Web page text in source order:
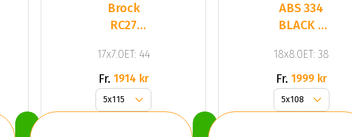
Brock
RC27
Pol
17x7.0ET: 44
Fr. 1914 kr
ABS 334
BLACK /
STRIPE
18x8.0ET: 38
Fr. 1999 kr